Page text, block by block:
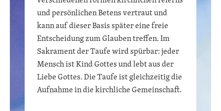
und persönlichen Betens vertraut und
kann auf dieser Basis später eine freie
Entscheidung zum Glauben treffen. Im
Sakrament der Taufe wird spürbar: jeder
Mensch ist Kind Gottes und lebt aus der
Liebe Gottes. Die Taufe ist gleichzeitig die
Aufnahme in die kirchliche Gemeinschaft.